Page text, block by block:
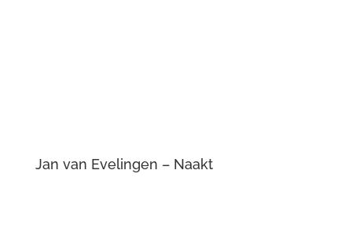
Jan van Evelingen – Naakt